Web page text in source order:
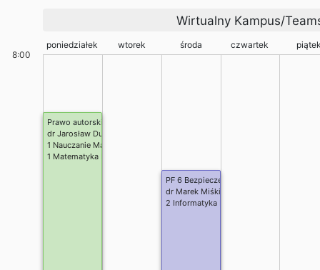
Wirtualny Kampus/
8:00
poniedziałek wtorek środa czwartek
Prawo autorskie
dr Jarosław Dudzik
1 Nauczanie Matematyki i Informatyki II st.
1 Matematyka II stopień
PF 6 Bezpieczeństwo aplikacji ML/LLM
dr Marek Miśkiewicz
2 Informatyka II st.